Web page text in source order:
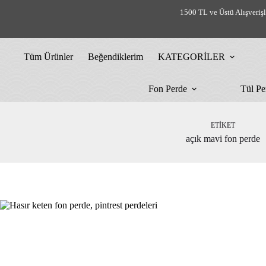
1500 TL ve Üstü
Tüm Ürünler Beğendiklerim KATEGORİLER
Fon Perde Tül
ETIKET
açık mavi fon perde